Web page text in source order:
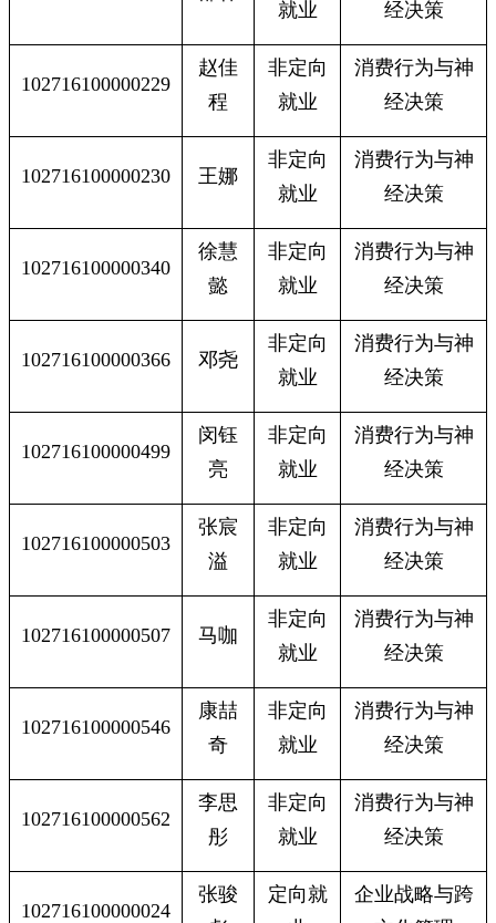
就业
经决策
102716100000229
赵佳
程
非定向
就业
消费行为与神
经决策
102716100000230 王娜
非定向
就业
消费行为与神
经决策
102716100000340
徐慧
懿
非定向
就业
消费行为与神
经决策
102716100000366 邓尧
非定向
就业
消费行为与神
经决策
102716100000499
闵钰
亮
非定向
就业
消费行为与神
经决策
102716100000503
张宸
溢
非定向
就业
消费行为与神
经决策
102716100000507 马咖
非定向
就业
消费行为与神
经决策
102716100000546
康喆
奇
非定向
就业
消费行为与神
经决策
102716100000562
李思
彤
非定向
就业
消费行为与神
经决策
102716100000024
张骏
定向就
企业战略与跨